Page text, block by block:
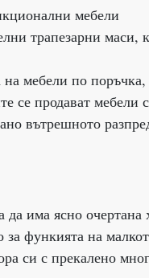
мебели
трапезарни маси,
мебели по
се продават мебели
вътрешното
има ясно
за функията на
си с прекалено